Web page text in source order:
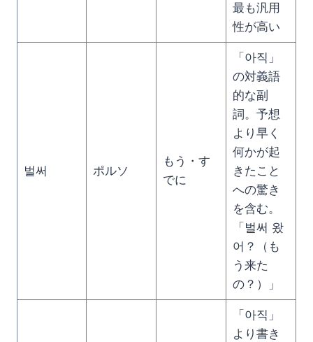
最も汎用
性が高い
벌써 ポルソ
もう・す
でに
「아직」
の対義語
的な副
詞。予想
より早く
何かが起
きたこと
への驚き
を含む。
「벌써 왔
어？（も
う来た
の？）」
「아직」
より書き